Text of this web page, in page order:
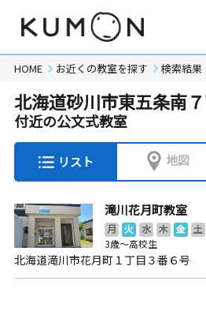
HOME お近くの教室を探す 検索結果
北海道砂川市東五条南
付近の公文式教室
リスト 地図
滝川花月町教室
月 火 水 木 金 土
3歳～高校生
北海道滝川市花月町１丁目３番６号